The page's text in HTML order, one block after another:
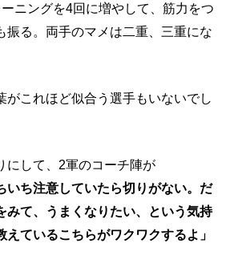
ニングを4回に増やして、筋力をつ
振る。両手のマメは二重、三重にな
がこれほど似合う選手もいないでし
にして、2軍のコーチ陣が
いち注意していたら切りがない。だ
みて、うまくなりたい、という気持
えているこちらがワクワクするよ」